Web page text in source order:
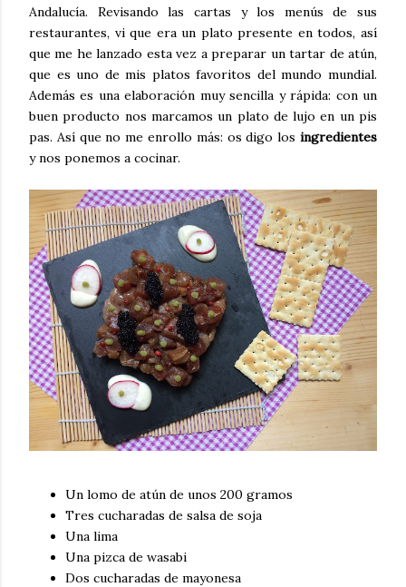
Andalucía. Revisando las cartas y los menús de sus
restaurantes, vi que era un plato presente en todos, así
que me he lanzado esta vez a preparar un tartar de atún,
que es uno de mis platos favoritos del mundo mundial.
Además es una elaboración muy sencilla y rápida: con un
buen producto nos marcamos un plato de lujo en un pis
pas. Así que no me enrollo más: os digo los ingredientes
y nos ponemos a cocinar.
Un lomo de atún de unos 200 gramos
Tres cucharadas de salsa de soja
Una lima
Una pizca de wasabi
Dos cucharadas de mayonesa